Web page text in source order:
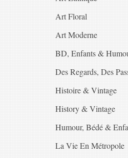
Art Floral
Art Moderne
BD, Enfants &
Des Regards, Des
Histoire & Vintage
History & Vintage
Humour, Bédé &
La Vie En Métropole